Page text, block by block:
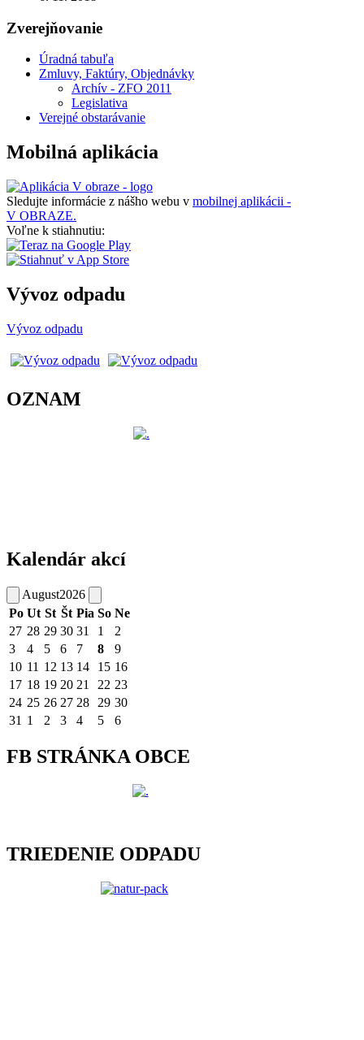
Zverejňovanie
Úradná tabuľa
Zmluvy, Faktúry, Objednávky
Archív - ZFO 2011
Legislativa
Verejné obstarávanie
Mobilná aplikácia
Sledujte informácie z nášho webu v mobilnej aplikácii -
V OBRAZE.
Voľne k stiahnutiu:
Vývoz odpadu
Vývoz odpadu
OZNAM
Kalendár akcí
August2026
Po Ut St Št Pia So Ne
27 28 29 30 31 1
2
3
4 5 6 7 8
9
10 11 12 13 14 15 16
17 18 19 20 21 22 23
24 25 26 27 28 29 30
31 1 2 3 4 5 6
FB STRÁNKA OBCE
TRIEDENIE ODPADU